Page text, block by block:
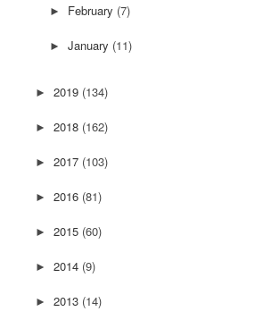
► February (7)
► January (11)
► 2019 (134)
► 2018 (162)
► 2017 (103)
► 2016 (81)
► 2015 (60)
► 2014 (9)
► 2013 (14)